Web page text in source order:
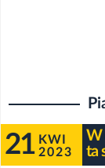
21 KWI
2023
W
ta